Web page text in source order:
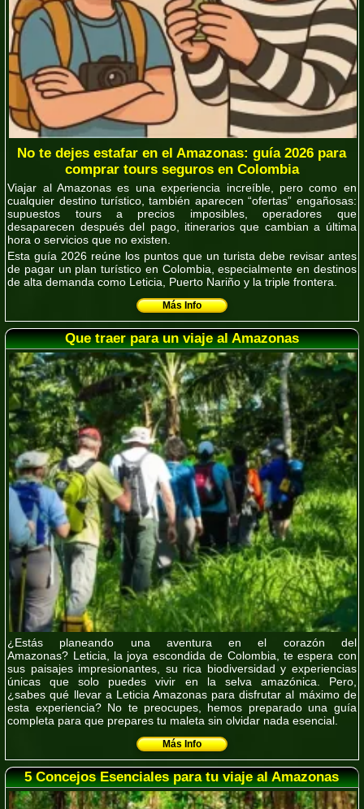
No te dejes estafar en el Amazonas: guía 2026 para
comprar tours seguros en Colombia
Viajar al Amazonas es una experiencia increíble, pero como en
cualquier destino turístico, también aparecen “ofertas” engañosas:
supuestos tours a precios imposibles, operadores que
desaparecen después del pago, itinerarios que cambian a última
hora o servicios que no existen.
Esta guía 2026 reúne los puntos que un turista debe revisar antes
de pagarun plan turístico en Colombia, especialmente en destinos
de alta demanda como Leticia, Puerto Nariño y la triple frontera.
Más Info
Que traer para un viaje al Amazonas
¿Estás planeando una aventura en el corazón del
Amazonas? Leticia, la joya escondida de Colombia, te espera con
sus paisajes impresionantes, su rica biodiversidad y experiencias
únicas que solo puedes vivir en la selva amazónica. Pero,
¿sabesqué llevar a Leticia Amazonas para disfrutar al máximo de
esta experiencia? No te preocupes, hemos preparado una guía
completa para que prepares tu maleta sin olvidar nada esencial.
Más Info
5 Concejos Esenciales para tu viaje al Amazonas